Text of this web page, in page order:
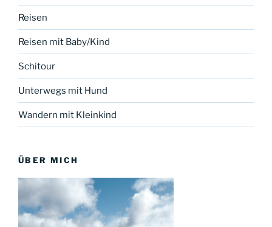
Reisen
Reisen mit Baby/Kind
Schitour
Unterwegs mit Hund
Wandern mit Kleinkind
ÜBER MICH